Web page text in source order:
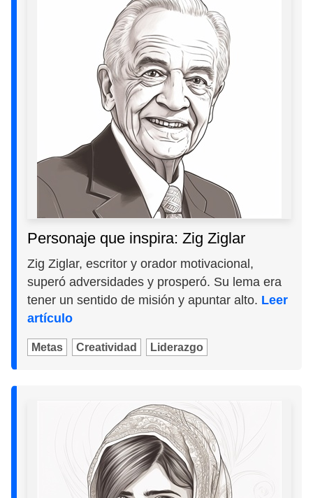
Personaje que inspira: Zig Ziglar
Zig Ziglar, escritor y orador motivacional,
superó adversidades y prosperó. Su lema era
tener un sentido de misión y apuntar alto. Leer
artículo
Metas Creatividad Liderazgo